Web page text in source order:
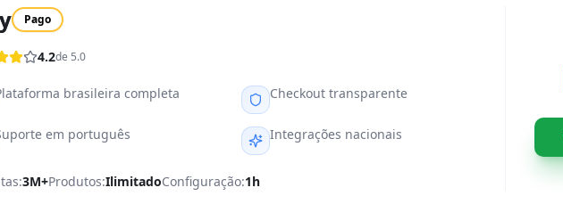
Pago
4.2de 5.0
brasileira completa Checkout transparente
em português Integrações nacionais
3M+Produtos:IlimitadoConfiguração:1h